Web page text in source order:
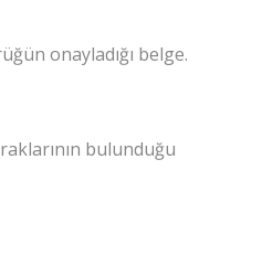
onayladığı belge.
bulunduğu